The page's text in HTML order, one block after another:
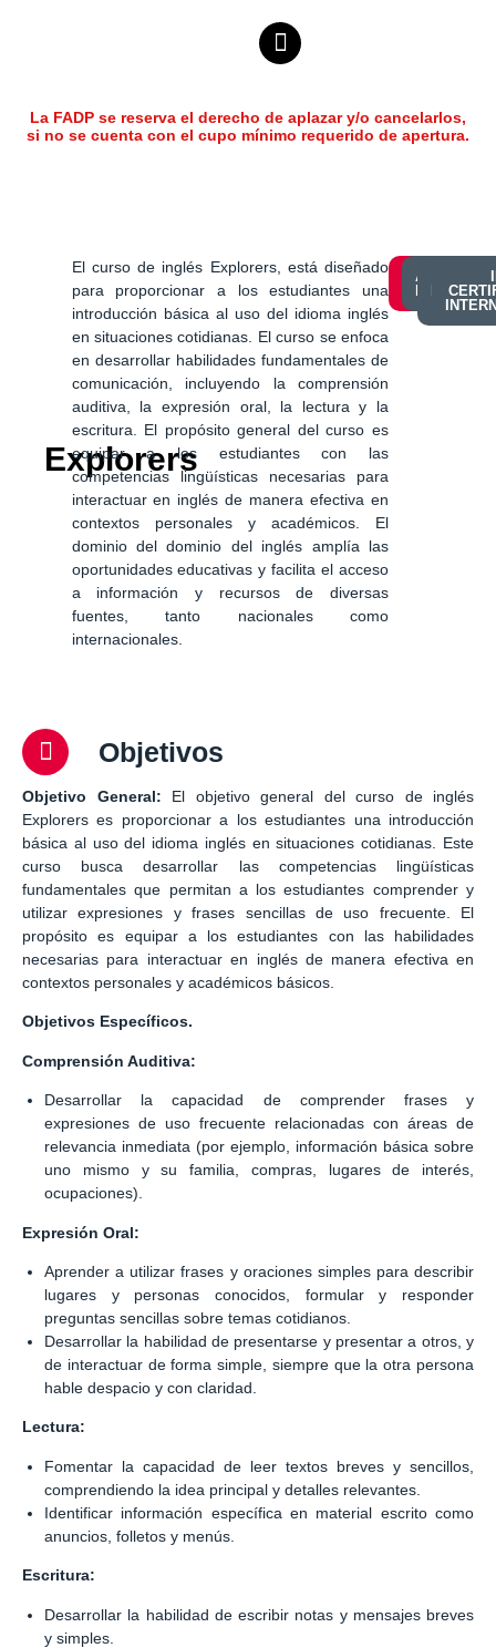
La FADP se reserva el derecho de aplazar y/o cancelarlos,
si no se cuenta con el cupo mínimo requerido de apertura.
Explorers
El curso de inglés Explorers, está diseñado
para proporcionar a los estudiantes una
introducción básica al uso del idioma inglés
en situaciones cotidianas. El curso se enfoca
en desarrollar habilidades fundamentales de
comunicación, incluyendo la comprensión
auditiva, la expresión oral, la lectura y la
escritura. El propósito general del curso es
equipar a los estudiantes con las
competencias lingüísticas necesarias para
interactuar en inglés de manera efectiva en
contextos personales y académicos. El
dominio del dominio del inglés amplía las
oportunidades educativas y facilita el acceso
a información y recursos de diversas
fuentes, tanto nacionales como
internacionales.
ACCEDE A
EN
Objetivos
Objetivo General: El objetivo general del curso de inglés
Explorers es proporcionar a los estudiantes una introducción
básica al uso del idioma inglés en situaciones cotidianas. Este
curso busca desarrollar las competencias lingüísticas
fundamentales que permitan a los estudiantes comprender y
utilizar expresiones y frases sencillas de uso frecuente. El
propósito es equipar a los estudiantes con las habilidades
necesarias para interactuar en inglés de manera efectiva en
contextos personales y académicos básicos.
Objetivos Específicos.
Comprensión Auditiva:
Desarrollar la capacidad de comprender frases y
expresiones de uso frecuente relacionadas con áreas de
relevancia inmediata (por ejemplo, información básica sobre
uno mismo y su familia, compras, lugares de interés,
ocupaciones).
Expresión Oral:
Aprender a utilizar frases y oraciones simples para describir
lugares y personas conocidos, formular y responder
preguntas sencillas sobre temas cotidianos.
Desarrollar la habilidad de presentarse y presentar a otros, y
de interactuar de forma simple, siempre que la otra persona
hable despacio y con claridad.
Lectura:
Fomentar la capacidad de leer textos breves y sencillos,
comprendiendo la idea principal y detalles relevantes.
Identificar información específica en material escrito como
anuncios, folletos y menús.
Escritura:
Desarrollar la habilidad de escribir notas y mensajes breves
y simples.